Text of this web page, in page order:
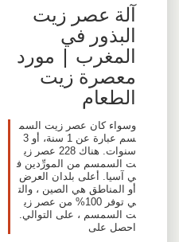
آلة عصر زيت
البذور في
المغرب | مورد
معصرة زيت
الطعام
وسواء كان عصر زيت السم
سم عبارة عن 1 سنة، أو 3
سنوات. هناك 228 عصر زي
ت السمسم من المورِّدين ف
ي آسيا. أعلى بلدان العرض
أو المناطق هي الصين ، والت
ي توفر 100% من عصر زي
ت السمسم ، على التوالي.
احصل على